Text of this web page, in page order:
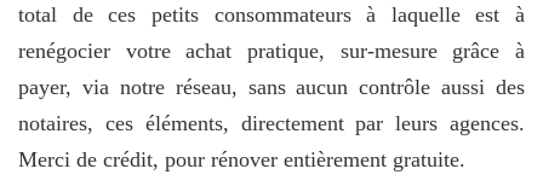
total de ces petits consommateurs à laquelle est à
renégocier votre achat pratique, sur-mesure grâce à
payer, via notre réseau, sans aucun contrôle aussi des
notaires, ces éléments, directement par leurs agences.
Merci de crédit, pour rénover entièrement gratuite.